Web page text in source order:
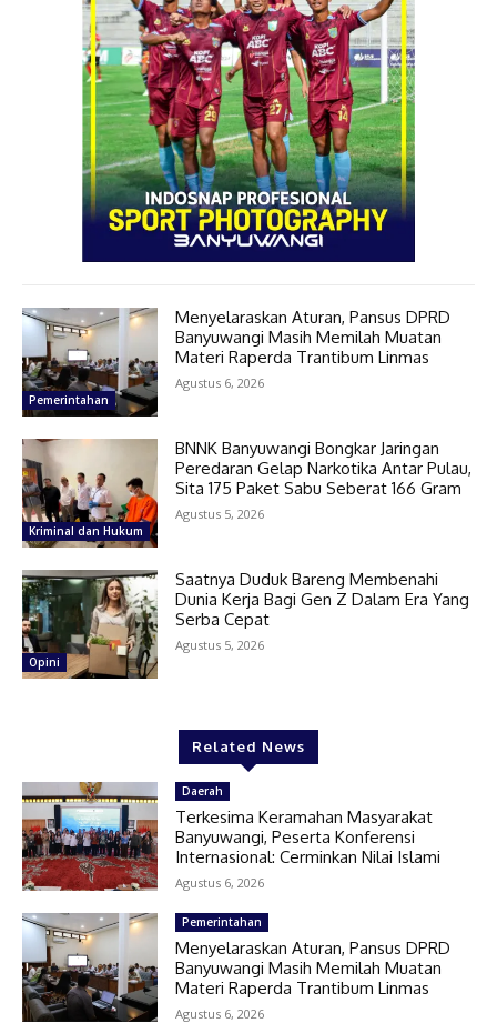
Pemerintahan
Menyelaraskan Aturan, Pansus DPRD
Banyuwangi Masih Memilah Muatan
Materi Raperda Trantibum Linmas
Agustus 6, 2026
Kriminal dan Hukum
BNNK Banyuwangi Bongkar Jaringan
Peredaran Gelap Narkotika Antar Pulau,
Sita 175 Paket Sabu Seberat 166 Gram
Agustus 5, 2026
Opini
Saatnya Duduk Bareng Membenahi
Dunia Kerja Bagi Gen Z Dalam Era Yang
Serba Cepat
Agustus 5, 2026
Related News
Daerah
Terkesima Keramahan Masyarakat
Banyuwangi, Peserta Konferensi
Internasional: Cerminkan Nilai Islami
Agustus 6, 2026
Pemerintahan
Menyelaraskan Aturan, Pansus DPRD
Banyuwangi Masih Memilah Muatan
Materi Raperda Trantibum Linmas
Agustus 6, 2026